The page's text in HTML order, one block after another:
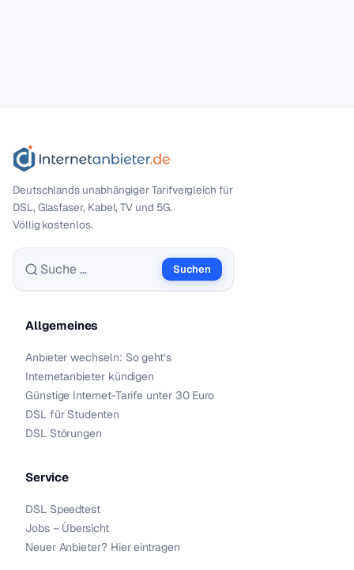
Deutschlands unabhängiger Tarif­vergleich für
DSL, Glasfaser, Kabel, TV und 5G.
Völlig kostenlos.
Suche nach:
Suchen
Allgemeines
Anbieter wechseln: So geht’s
Internetanbieter kündigen
Günstige Internet-Tarife unter 30 Euro
DSL für Studenten
DSL Störungen
Service
DSL Speedtest
Jobs – Übersicht
Neuer Anbieter? Hier eintragen